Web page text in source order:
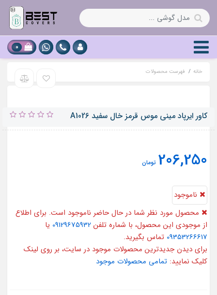
0
خانه فهرست محصولات
کاور ایرپاد مینی موس قرمز خال سفید A1026
206,250 تومان
ناموجود
محصول مورد نظر شما در حال حاضر ناموجود است. برای اطلاع
از موجودی این محصول، با شماره تلفن 09129675932 یا
09353266617 تماس بگیرید.
برای دیدن جدیدترین محصولات موجود در سایت، بر روی لینک
کلیک نمایید: تمامی محصولات موجود